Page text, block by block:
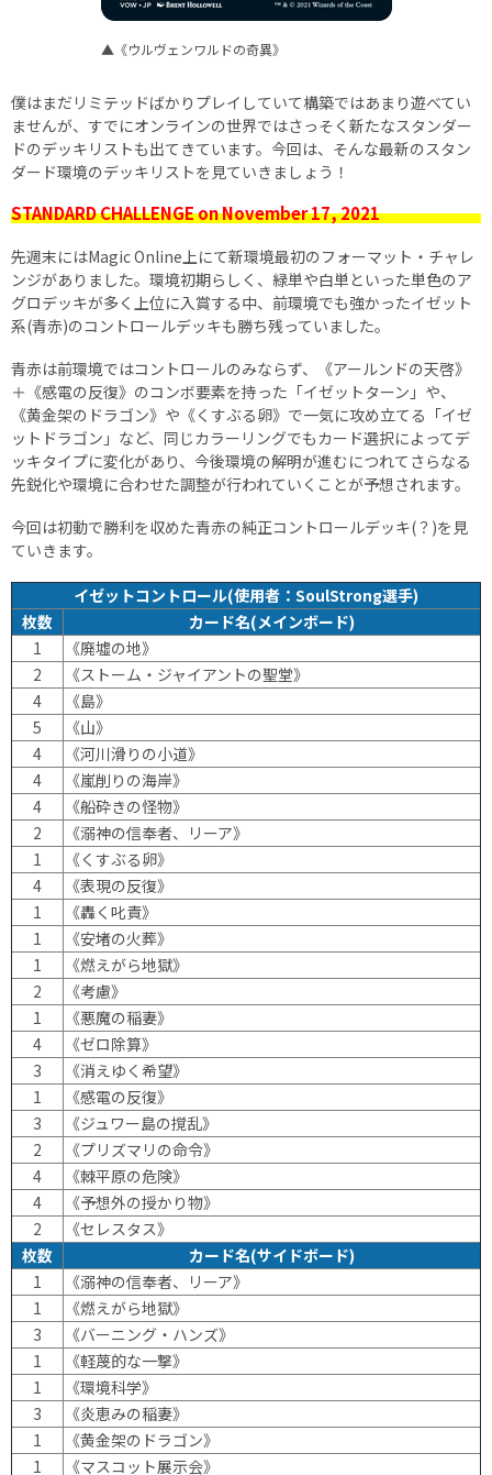
▲《ウルヴェンワルドの奇異》
僕はまだリミテッドばかりプレイしていて構築ではあまり遊べてい
ませんが、すでにオンラインの世界ではさっそく新たなスタンダー
ドのデッキリストも出てきています。今回は、そんな最新のスタン
ダード環境のデッキリストを見ていきましょう！
STANDARD CHALLENGE on November 17, 2021
先週末にはMagic Online上にて新環境最初のフォーマット・チャレ
ンジがありました。環境初期らしく、緑単や白単といった単色のア
グロデッキが多く上位に入賞する中、前環境でも強かったイゼット
系(青赤)のコントロールデッキも勝ち残っていました。
青赤は前環境ではコントロールのみならず、《アールンドの天啓》
＋《感電の反復》のコンボ要素を持った「イゼットターン」や、
《黄金架のドラゴン》や《くすぶる卵》で一気に攻め立てる「イゼ
ットドラゴン」など、同じカラーリングでもカード選択によってデ
ッキタイプに変化があり、今後環境の解明が進むにつれてさらなる
先鋭化や環境に合わせた調整が行われていくことが予想されます。
今回は初動で勝利を収めた青赤の純正コントロールデッキ(？)を見
ていきます。
イゼットコントロール(使用者：SoulStrong選手)
枚数
カード名(メインボード)
1
《廃墟の地》
2
《ストーム・ジャイアントの聖堂》
4
《島》
5
《山》
4
《河川滑りの小道》
4
《嵐削りの海岸》
4
《船砕きの怪物》
2
《溺神の信奉者、リーア》
1
《くすぶる卵》
4
《表現の反復》
1
《轟く叱責》
1
《安堵の火葬》
1
《燃えがら地獄》
2
《考慮》
1
《悪魔の稲妻》
4
《ゼロ除算》
3
《消えゆく希望》
1
《感電の反復》
3
《ジュワー島の撹乱》
2
《プリズマリの命令》
4
《棘平原の危険》
4
《予想外の授かり物》
2
《セレスタス》
枚数
カード名(サイドボード)
1
《溺神の信奉者、リーア》
1
《燃えがら地獄》
3
《バーニング・ハンズ》
1
《軽蔑的な一撃》
1
《環境科学》
3
《炎恵みの稲妻》
1
《黄金架のドラゴン》
1
《マスコット展示会》